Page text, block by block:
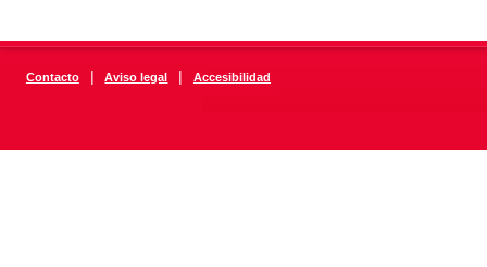
Contacto | Aviso legal | Accesibilidad